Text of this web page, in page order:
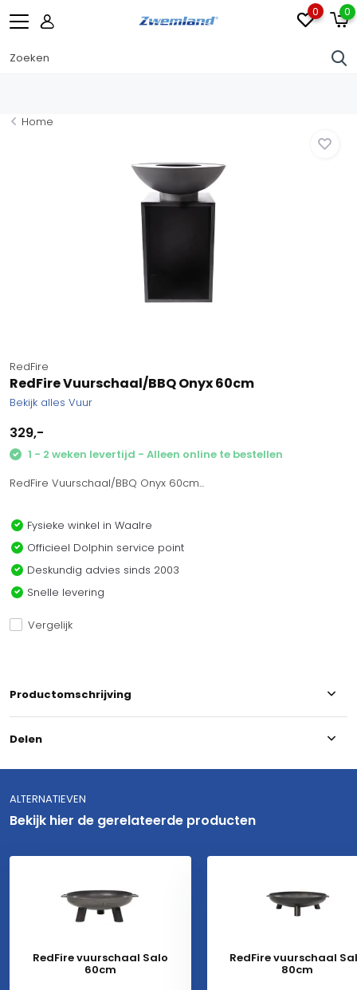
0 0
Home
RedFire
RedFire Vuurschaal/BBQ Onyx 60cm
Bekijk alles Vuur
329,-
1 - 2 weken levertijd - Alleen online te bestellen
RedFire Vuurschaal/BBQ Onyx 60cm...
Fysieke winkel in Waalre
Officieel Dolphin service point
Deskundig advies sinds 2003
Snelle levering
Vergelijk
Productomschrijving
Delen
ALTERNATIEVEN
Bekijk hier de gerelateerde producten
RedFire vuurschaal Salo
60cm
RedFire vuurschaal
80cm